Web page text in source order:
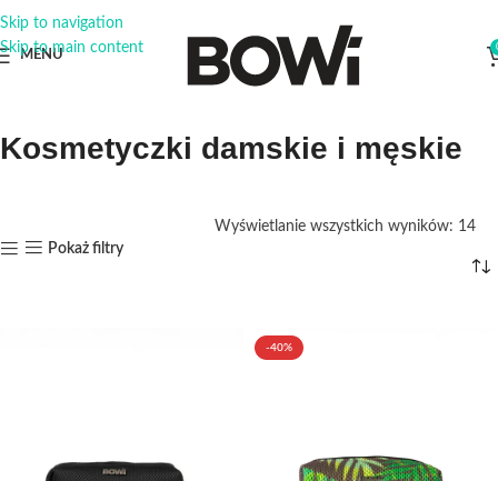
Skip to navigation
Skip to main content
MENU
Kosmetyczki damskie i męskie
Pokaż filtry
Wyświetlanie wszystkich wyników: 14
-40%